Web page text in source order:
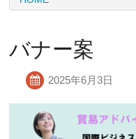
バナー案
2025年6月3日